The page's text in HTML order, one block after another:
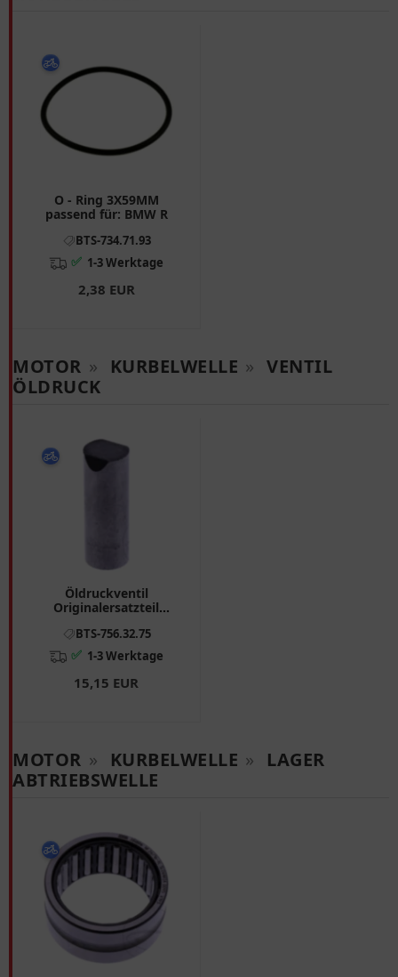
O - Ring 3X59MM
passend für: BMW R
BTS-734.71.93
✅ 1-3 Werktage
2,38 EUR
MOTOR » KURBELWELLE » VENTIL
ÖLDRUCK
Öldruckventil
Originalersatzteil
BTS-756.32.75
✅ 1-3 Werktage
15,15 EUR
MOTOR » KURBELWELLE »
LAGER
ABTRIEBSWELLE